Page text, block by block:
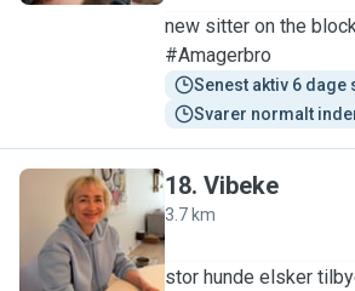
new sitter on the
#Amagerbro
Senest aktiv 6 dage
Svarer normalt
V
18. Vibeke
3.7 km
stor hunde elsker